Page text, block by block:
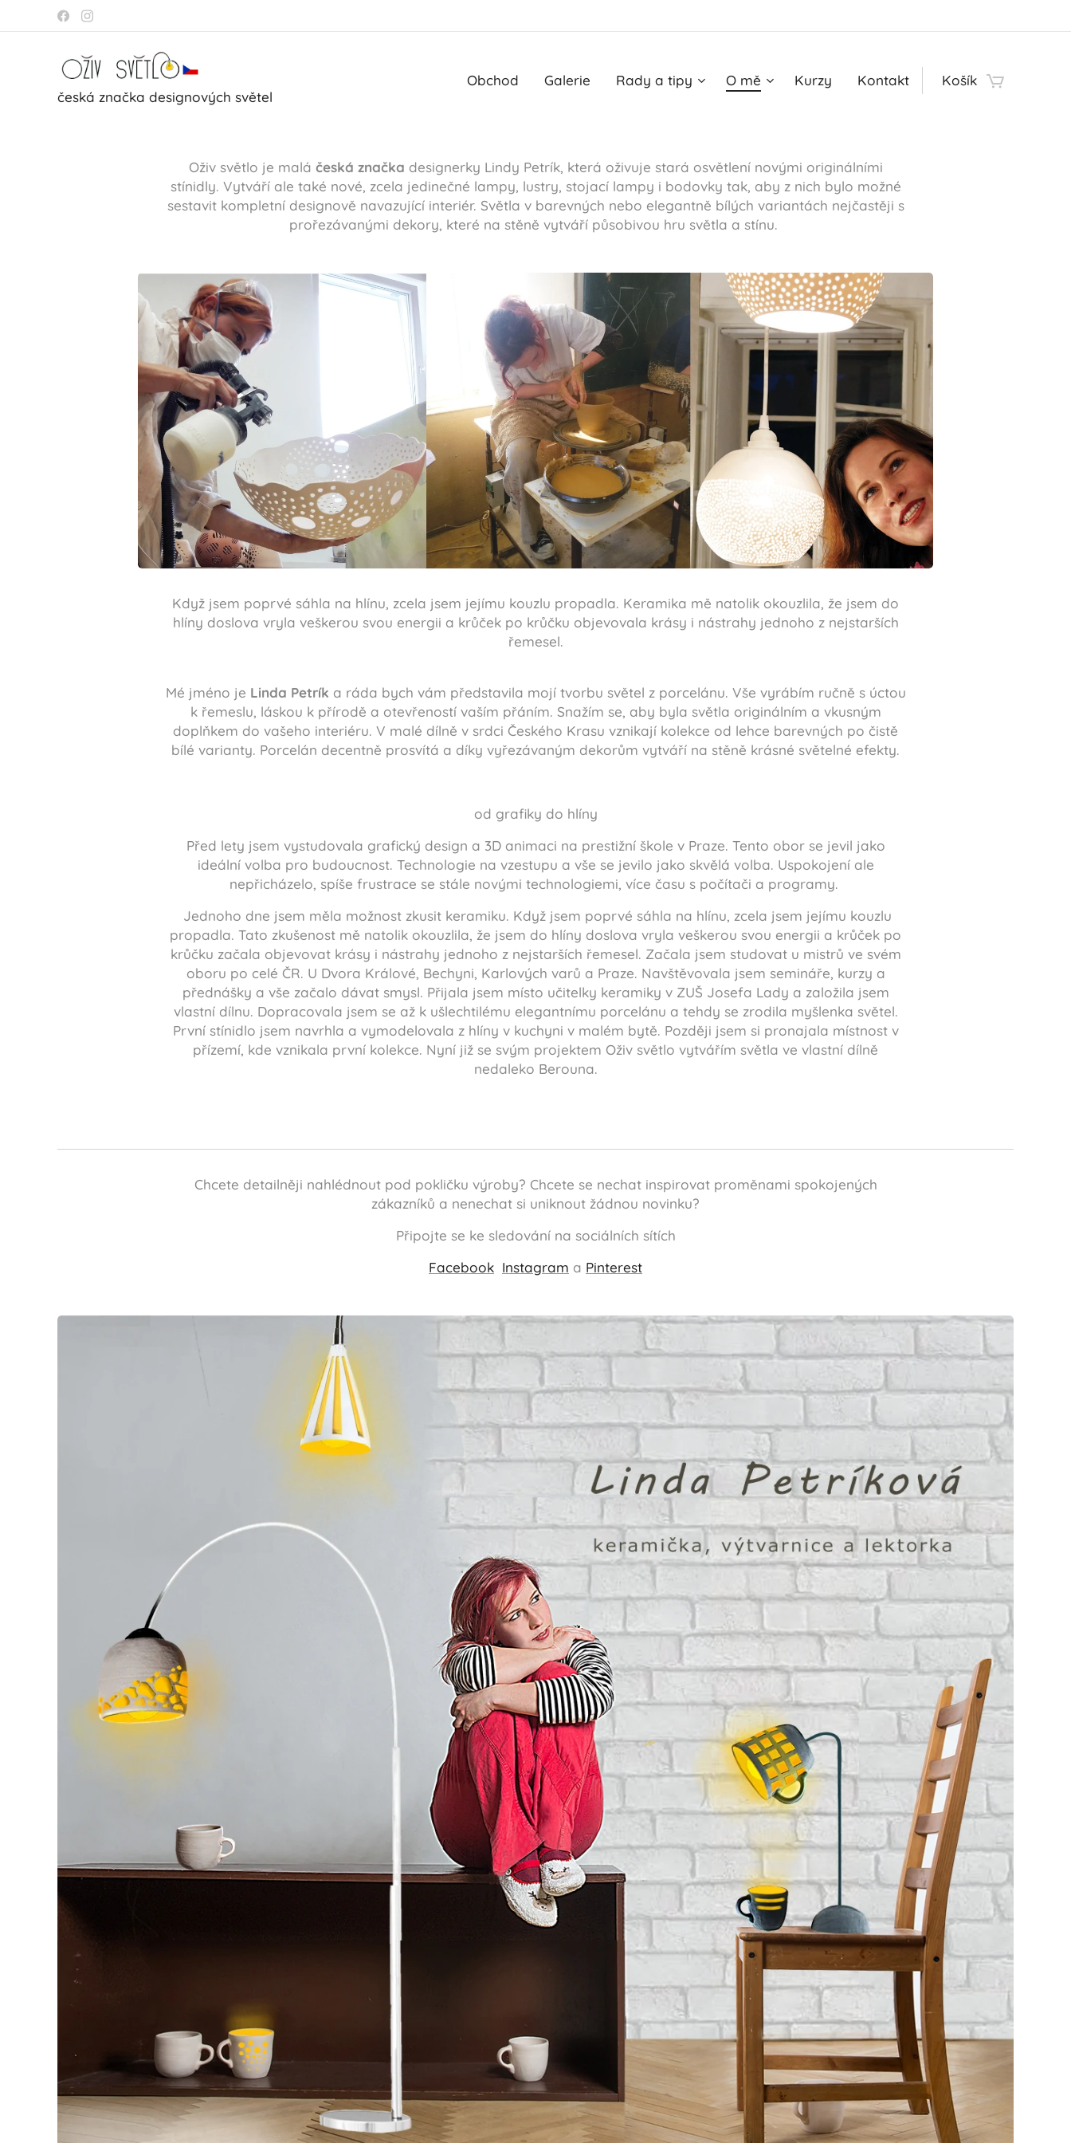
česká značka designových světel
Obchod Galerie Rady a tipy O mě Kurzy Kontakt Košík
Oživ světlo je malá česká značka designerky Lindy Petrík, která oživuje stará osvětlení novými originálními
stínidly. Vytváří ale také nové, zcela jedinečné lampy, lustry, stojací lampy i bodovky tak, aby z nich bylo možné
sestavit kompletní designově navazující interiér. Světla v barevných nebo elegantně bílých variantách nejčastěji s
prořezávanými dekory, které na stěně vytváří působivou hru světla a stínu.
Když jsem poprvé sáhla na hlínu, zcela jsem jejímu kouzlu propadla. Keramika mě natolik okouzlila, že jsem do
hlíny doslova vryla veškerou svou energii a krůček po krůčku objevovala krásy i nástrahy jednoho z nejstarších
řemesel.
Mé jméno je Linda Petrík a ráda bych vám představila mojí tvorbu světel z porcelánu. Vše vyrábím ručně s úctou
k řemeslu, láskou k přírodě a otevřeností vaším přáním. Snažím se, aby byla světla originálním a vkusným
doplňkem do vašeho interiéru. V malé dílně v srdci Českého Krasu vznikají kolekce od lehce barevných po čistě
bílé varianty. Porcelán decentně prosvítá a díky vyřezávaným dekorům vytváří na stěně krásné světelné efekty.
od grafiky do hlíny
Před lety jsem vystudovala grafický design a 3D animaci na prestižní škole v Praze. Tento obor se jevil jako
ideální volba pro budoucnost. Technologie na vzestupu a vše se jevilo jako skvělá volba. Uspokojení ale
nepřicházelo, spíše frustrace se stále novými technologiemi, více času s počítači a programy.
Jednoho dne jsem měla možnost zkusit keramiku. Když jsem poprvé sáhla na hlínu, zcela jsem jejímu kouzlu
propadla. Tato zkušenost mě natolik okouzlila, že jsem do hlíny doslova vryla veškerou svou energii a krůček po
krůčku začala objevovat krásy i nástrahy jednoho z nejstarších řemesel. Začala jsem studovat u mistrů ve svém
oboru po celé ČR. U Dvora Králové, Bechyni, Karlových varů a Praze. Navštěvovala jsem semináře, kurzy a
přednášky a vše začalo dávat smysl. Přijala jsem místo učitelky keramiky v ZUŠ Josefa Lady a založila jsem
vlastní dílnu. Dopracovala jsem se až k ušlechtilému elegantnímu porcelánu a tehdy se zrodila myšlenka světel.
První stínidlo jsem navrhla a vymodelovala z hlíny v kuchyni v malém bytě. Později jsem si pronajala místnost v
přízemí, kde vznikala první kolekce. Nyní již se svým projektem Oživ světlo vytvářím světla ve vlastní dílně
nedaleko Berouna.
Chcete detailněji nahlédnout pod pokličku výroby? Chcete se nechat inspirovat proměnami spokojených
zákazníků a nenechat si uniknout žádnou novinku?
Připojte se ke sledování na sociálních sítích
Facebook Instagram a Pinterest